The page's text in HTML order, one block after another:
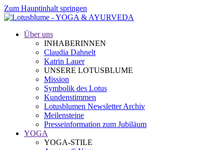
Zum Hauptinhalt springen
Über uns
INHABERINNEN
Claudia Dahnelt
Katrin Lauer
UNSERE LOTUSBLUME
Mission
Symbolik des Lotus
Kundenstimmen
Lotusblumen Newsletter Archiv
Meilensteine
Presseinformation zum Jubiläum
YOGA
YOGA-STILE